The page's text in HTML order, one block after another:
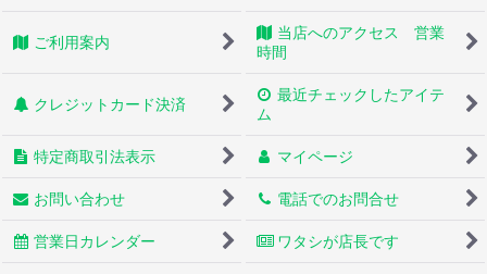
ご利用案内
当店へのアクセス 営業
時間
クレジットカード決済
最近チェックしたアイテ
ム
特定商取引法表示 マイページ
お問い合わせ 電話でのお問合せ
営業日カレンダー ワタシが店長です